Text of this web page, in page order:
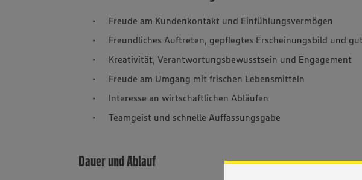
Freude am Kundenkontakt und Einfühlungsvermögen
Freundliches Auftreten, gepflegtes Erscheinungsbild und
Kreativität, Verantwortungsbewusstsein und Engagement
Freude am Umgang mit frischen Lebensmitteln
Interesse an wirtschaftlichen Abläufen
Teamgeist und schnelle Auffassungsgabe
Dauer und Ablauf